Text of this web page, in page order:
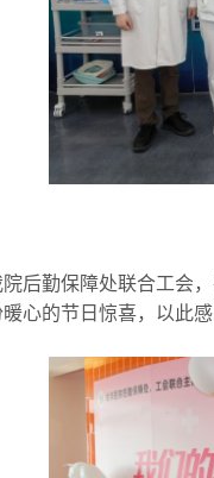
后勤保障处联合工会
心的节日惊喜，以此